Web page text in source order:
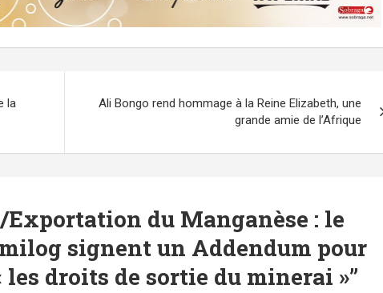
la
Ali Bongo rend hommage à la Reine Elizabeth, une
grande amie de l’Afrique
Exportation du Manganèse : le
signent un Addendum pour
droits de sortie du minerai »”